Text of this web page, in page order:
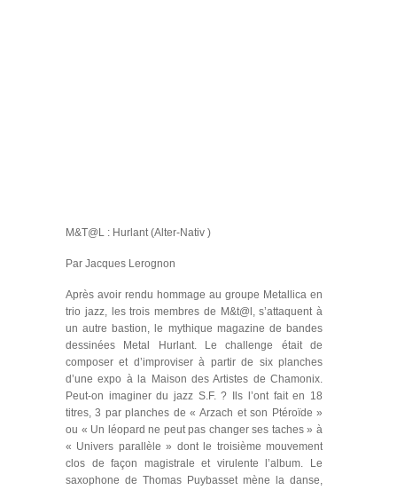
M&T@L : Hurlant (Alter-Nativ )
Par Jacques Lerognon
Après avoir rendu hommage au groupe Metallica en
trio jazz, les trois membres de M&t@l, s’attaquent à
un autre bastion, le mythique magazine de bandes
dessinées Metal Hurlant. Le challenge était de
composer et d’improviser à partir de six planches
d’une expo à la Maison des Artistes de Chamonix.
Peut-on imaginer du jazz S.F. ? Ils l’ont fait en 18
titres, 3 par planches de « Arzach et son Ptéroïde »
ou « Un léopard ne peut pas changer ses taches » à
« Univers parallèle » dont le troisième mouvement
clos de façon magistrale et virulente l’album. Le
saxophone de Thomas Puybasset mène la danse,